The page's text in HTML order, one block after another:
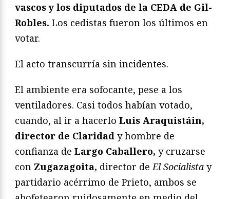
vascos y los diputados de la CEDA de Gil-
Robles. Los cedistas fueron los últimos en
votar.
El acto transcurría sin incidentes.
El ambiente era sofocante, pese a los
ventiladores. Casi todos habían votado,
cuando, al ir a hacerlo Luis Araquistáin,
director de Claridad y hombre de
confianza de Largo Caballero, y cruzarse
con Zugazagoita, director deEl Socialista y
partidario acérrimo de Prieto, ambos se